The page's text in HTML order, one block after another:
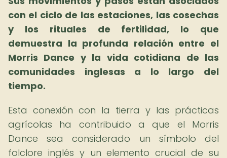
con el ciclo de las estaciones, las cosechas
y los rituales de fertilidad, lo que
demuestra la profunda relación entre el
Morris Dance y la vida cotidiana de las
comunidades inglesas a lo largo del
tiempo.
Esta conexión con la tierra y las prácticas
agrícolas ha contribuido a que el Morris
Dance sea considerado un símbolo del
folclore inglés y un elemento crucial de su